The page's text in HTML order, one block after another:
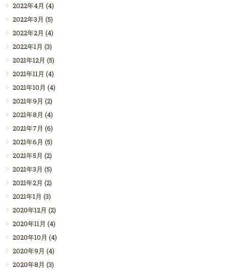
2022年4月 (4)
2022年3月 (5)
2022年2月 (4)
2022年1月 (3)
2021年12月 (5)
2021年11月 (4)
2021年10月 (4)
2021年9月 (2)
2021年8月 (4)
2021年7月 (6)
2021年6月 (5)
2021年5月 (2)
2021年3月 (5)
2021年2月 (2)
2021年1月 (3)
2020年12月 (2)
2020年11月 (4)
2020年10月 (4)
2020年9月 (4)
2020年8月 (3)